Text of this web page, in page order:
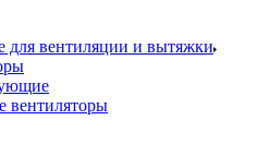
вентиляции и вытяжки
вентиляторы